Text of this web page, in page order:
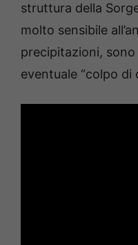
struttura della
molto sensibile
precipitazioni,
eventuale “colpo di